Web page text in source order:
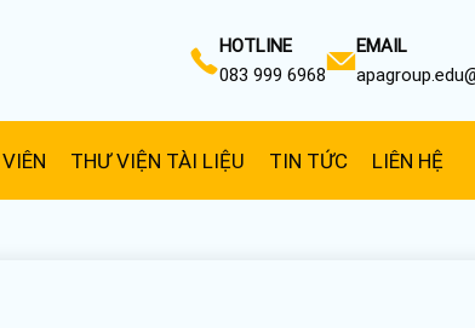
HOTLINE
083 999 6968
EMAIL
THƯ VIỆN TÀI LIỆU TIN TỨC LIÊN HỆ